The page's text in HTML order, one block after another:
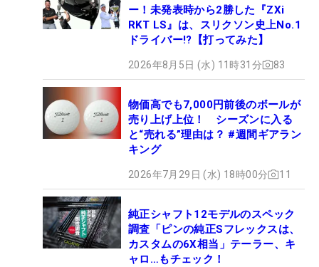
ー！未発表時から2勝した『ZXi
RKT LS』は、スリクソン史上No.1
ドライバー!?【打ってみた】
2026年8月5日 (水) 11時31分 83
物価高でも7,000円前後のボールが
売り上げ上位！ シーズンに入る
と“売れる”理由は？ #週間ギアラン
キング
2026年7月29日 (水) 18時00分 11
純正シャフト12モデルのスペック
調査「ピンの純正Sフレックスは、
カスタムの6X相当」テーラー、キ
ャロ…もチェック！